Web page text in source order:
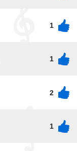
1
1
2
1